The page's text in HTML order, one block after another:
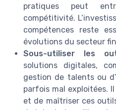
pratiques peut
compétitivité.
compétences reste
évolutions du secteur
Sous-utiliser les
solutions digitales,
gestion de talents ou
parfois mal exploitées.
et de maîtriser ces